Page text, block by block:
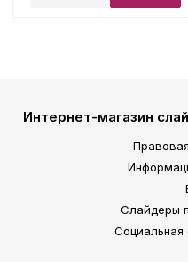
Интернет-магазин
Слайдеры
Социальная